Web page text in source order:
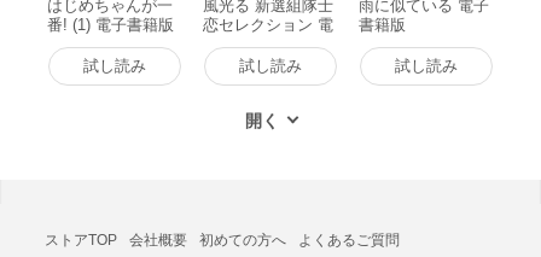
はじめちゃんが一
番! (1) 電子書籍版
試し読み
風光る 新選組隊士
恋セレクション 電
子書籍版
試し読み
雨に似ている 電子
書籍版
試し読み
ストアTOP 会社概要 初めての方へ よくあるご質問